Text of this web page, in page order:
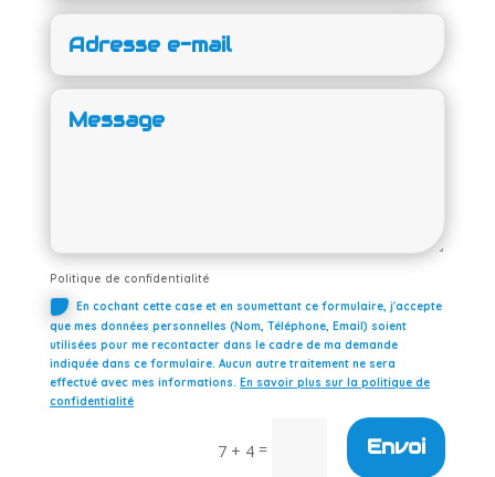
Politique de confidentialité
En cochant cette case et en soumettant ce formulaire, j'accepte
que mes données personnelles (Nom, Téléphone, Email) soient
utilisées pour me recontacter dans le cadre de ma demande
indiquée dans ce formulaire. Aucun autre traitement ne sera
effectué avec mes informations. En savoir plus sur la politique de
confidentialité
7 + 4 = Envoi